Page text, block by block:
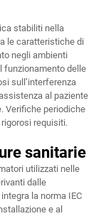
stabiliti nella
le caratteristiche di
negli ambienti
funzionamento delle
sull’interferenza
al paziente
Verifiche periodiche
requisiti.
sanitarie
utilizzati nelle
dalle
la norma IEC
e al